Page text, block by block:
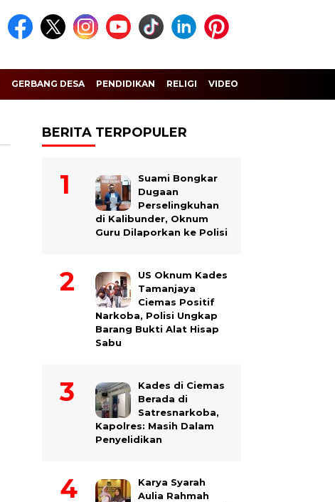
GERBANG DESA PENDIDIKAN RELIGI VIDEO
BERITA TERPOPULER
Suami Bongkar
Dugaan
Perselingkuhan
di Kalibunder, Oknum
Guru Dilaporkan ke Polisi
US Oknum Kades
Tamanjaya
Ciemas Positif
Narkoba, Polisi Ungkap
Barang Bukti Alat Hisap
Sabu
Kades di Ciemas
Berada di
Satresnarkoba,
Kapolres: Masih Dalam
Penyelidikan
Karya Syarah
Aulia Rahmah